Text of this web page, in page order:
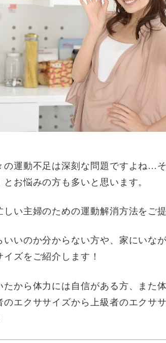
の運動不足は深刻な問題ですよね…
お悩みの方も多いと思います。
い主婦のための運動解消方法をご
いいのか分からない方や、家にいな
ズをご紹介します！
から体力には自信がある方、また
エクササイズから上級者のエクサ